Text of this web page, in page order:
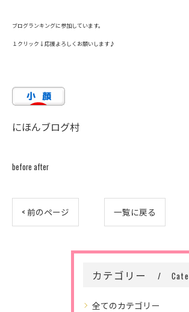
ブログランキングに参加しています。
１クリック↓応援よろしくお願いします♪
にほんブログ村
before after
< 前のページ 一覧に戻る
カテゴリー
全てのカテゴリー